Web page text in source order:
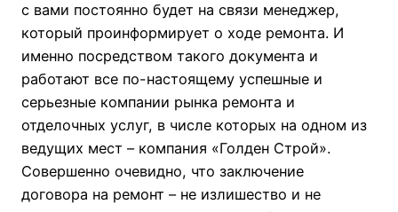
с вами постоянно будет на связи менеджер,
который проинформирует о ходе ремонта. И
именно посредством такого документа и
работают все по-настоящему успешные и
серьезные компании рынка ремонта и
отделочных услуг, в числе которых на одном из
ведущих мест – компания «Голден Строй».
Совершенно очевидно, что заключение
договора на ремонт – не излишество и не